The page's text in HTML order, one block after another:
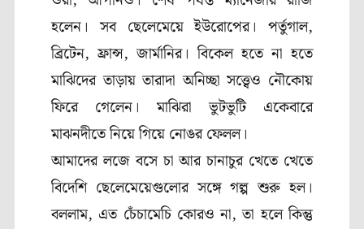
হলেন। সব ছেলেমেয়ে ইউরোপের। পর্তুগাল,
ব্রিটেন,ফ্রান্স,জার্মানির। বিকেল হতে না হতে
মাঝিদের তাড়ায় তারাদা অনিচ্ছা সত্ত্বেও নৌকোয়
ফিরে গেলেন। মাঝিরা ভুটভুটি একেবারে
মাঝনদীতে নিয়ে গিয়ে নোঙর ফেলল।
আমাদের লজে বসে চা আর চানাচুর খেতে খেতে
বিদেশি ছেলেমেয়েগুলোর সঙ্গে গল্প শুরু হল।
বললাম, এত চেঁচামেচি কোরও না,তা হলে কিন্তু